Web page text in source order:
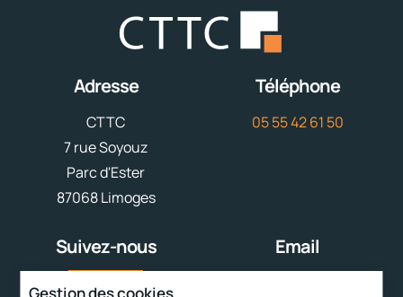
Adresse
CTTC
7 rue Soyouz
Parc d'Ester
87068 Limoges
Téléphone
05 55 42 61 50
Suivez-nous Email